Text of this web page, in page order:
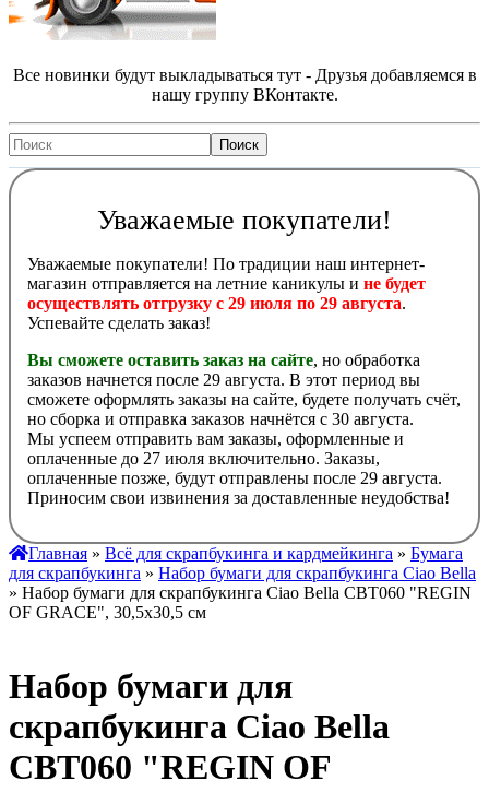
Все новинки будут выкладываться тут - Друзья добавляемся в
нашу группу ВКонтакте.
Уважаемые покупатели!
Уважаемые покупатели! По традиции наш интернет-
магазин отправляется на летние каникулы и не будет
осуществлять отгрузку с 29 июля по 29 августа.
Успевайте сделать заказ!
Вы сможете оставить заказ на сайте, но обработка
заказов начнется после 29 августа. В этот период вы
сможете оформлять заказы на сайте, будете получать счёт,
но сборка и отправка заказов начнётся с 30 августа.
Мы успеем отправить вам заказы, оформленные и
оплаченные до 27 июля включительно. Заказы,
оплаченные позже, будут отправлены после 29 августа.
Приносим свои извинения за доставленные неудобства!
Главная » Всё для скрапбукинга и кардмейкинга » Бумага
для скрапбукинга » Набор бумаги для скрапбукинга Ciao Bella
» Набор бумаги для скрапбукинга Ciao Bella CBT060 "REGIN
OF GRACE", 30,5х30,5 см
Набор бумаги для
скрапбукинга Ciao Bella
CBT060 "REGIN OF